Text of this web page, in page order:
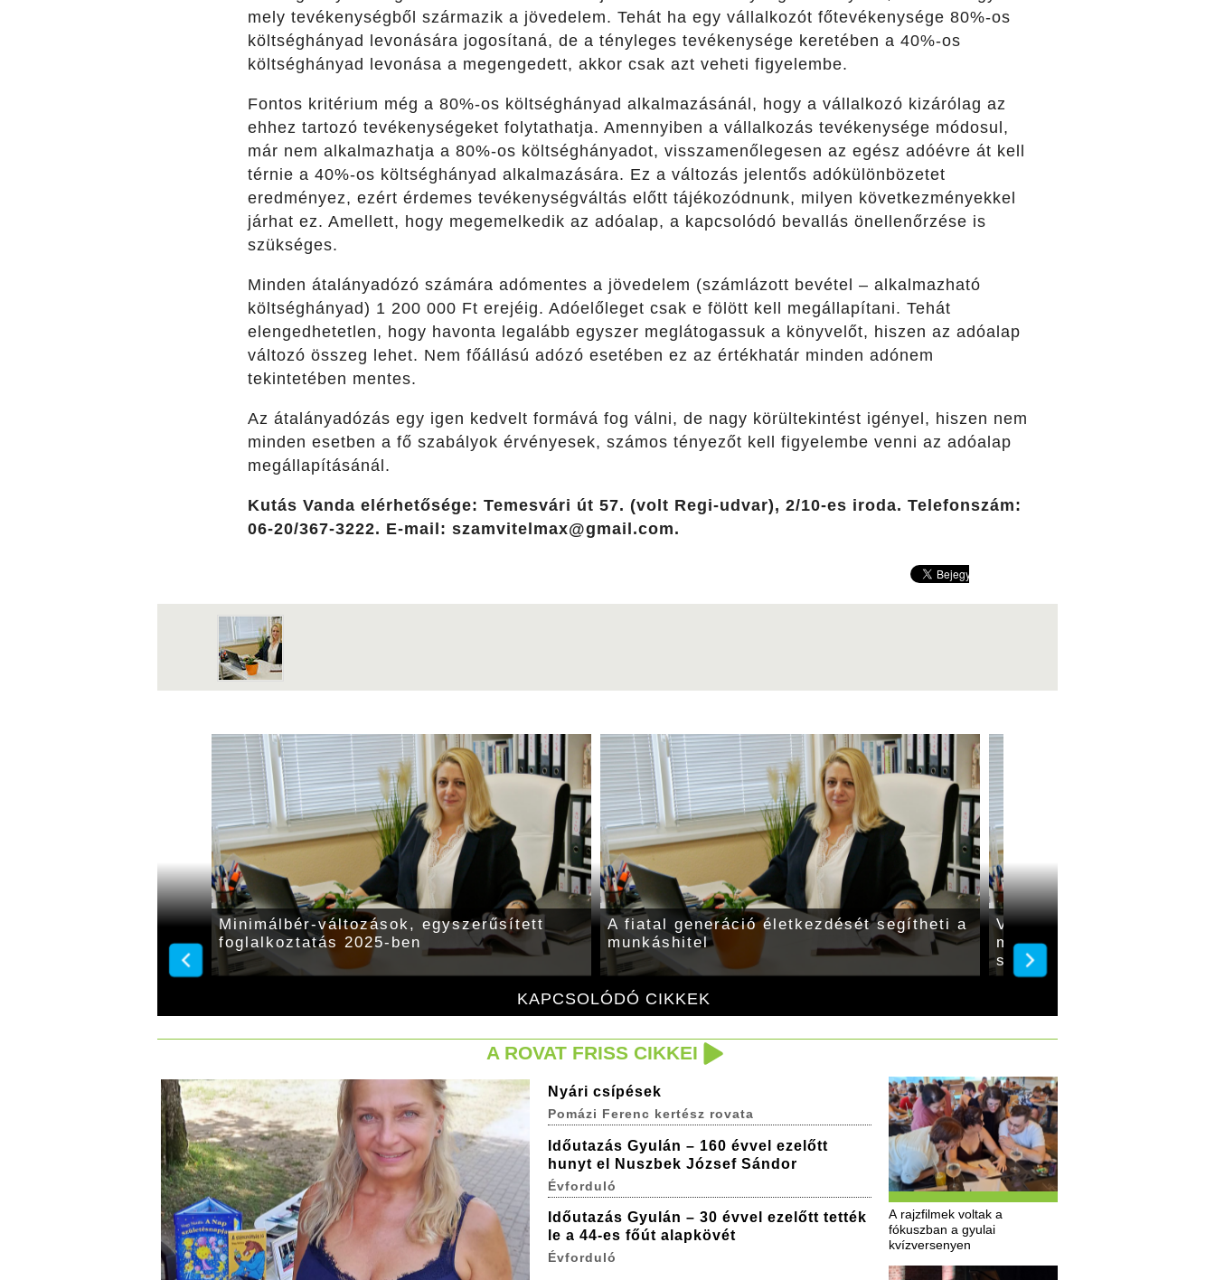
mely tevékenységből származik a jövedelem. Tehát ha egy vállalkozót főtevékenysége 80%-os
költséghányad levonására jogosítaná, de a tényleges tevékenysége keretében a 40%-os
költséghányad levonása a megengedett, akkor csak azt veheti figyelembe.
Fontos kritérium még a 80%-os költséghányad alkalmazásánál, hogy a vállalkozó kizárólag az
ehhez tartozó tevékenységeket folytathatja. Amennyiben a vállalkozás tevékenysége módosul,
már nem alkalmazhatja a 80%-os költséghányadot, visszamenőlegesen az egész adóévre át kell
térnie a 40%-os költséghányad alkalmazására. Ez a változás jelentős adókülönbözetet
eredményez, ezért érdemes tevékenységváltás előtt tájékozódnunk, milyen következményekkel
járhat ez. Amellett, hogy megemelkedik az adóalap, a kapcsolódó bevallás önellenőrzése is
szükséges.
Minden átalányadózó számára adómentes a jövedelem (számlázott bevétel – alkalmazható
költséghányad) 1 200 000 Ft erejéig. Adóelőleget csak e fölött kell megállapítani. Tehát
elengedhetetlen, hogy havonta legalább egyszer meglátogassuk a könyvelőt, hiszen az adóalap
változó összeg lehet. Nem főállású adózó esetében ez az értékhatár minden adónem
tekintetében mentes.
Az átalányadózás egy igen kedvelt formává fog válni, de nagy körültekintést igényel, hiszen nem
minden esetben a fő szabályok érvényesek, számos tényezőt kell figyelembe venni az adóalap
megállapításánál.
Kutás Vanda elérhetősége: Temesvári út 57. (volt Regi-udvar), 2/10-es iroda. Telefonszám:
06-20/367-3222. E-mail: szamvitelmax@gmail.com.
KAPCSOLÓDÓ CIKKEK
Minimálbér-változások, egyszerűsített
foglalkoztatás 2025-ben
A fiatal generáció életkezdését segítheti a
munkáshitel
Változás: Ügyfélkapu+,
mobilalkalmazás-
szükségessége
A ROVAT FRISS CIKKEI
A rajzfilmek voltak a
fókuszban a gyulai
kvízversenyen
Nyári csípések
Pomázi Ferenc kertész rovata
Időutazás Gyulán – 160 évvel ezelőtt
hunyt el Nuszbek József Sándor
Évforduló
Időutazás Gyulán – 30 évvel ezelőtt tették
le a 44-es főút alapkövét
Évforduló